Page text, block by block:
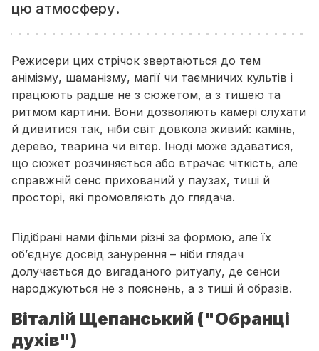
Режисери цих стрічок звертаються до тем
анімізму, шаманізму, магії чи таємничих культів і
працюють радше не з сюжетом, а з тишею та
ритмом картини. Вони дозволяють камері слухати
й дивитися так, ніби світ довкола живий: камінь,
дерево, тварина чи вітер. Іноді може здаватися,
що сюжет розчиняється або втрачає чіткість, але
справжній сенс прихований у паузах, тиші й
просторі, які промовляють до глядача.
Підібрані нами фільми різні за формою, але їх
об’єднує досвід занурення – ніби глядач
долучається до вигаданого ритуалу, де сенси
народжуються не з пояснень, а з тиші й образів.
Віталій Щепанський ("Обранці
духів")